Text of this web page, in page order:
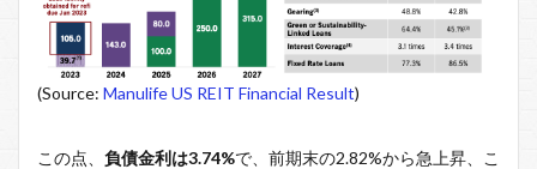
(Source: Manulife US REIT Financial Result)
この点、 負債金利は3.74%で、前期末の2.82%から急上昇、こ